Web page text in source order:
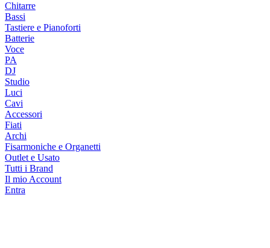
Chitarre
Bassi
Tastiere e Pianoforti
Batterie
Voce
PA
DJ
Studio
Luci
Cavi
Accessori
Fiati
Archi
Fisarmoniche e Organetti
Outlet e Usato
Tutti i Brand
Il mio Account
Entra